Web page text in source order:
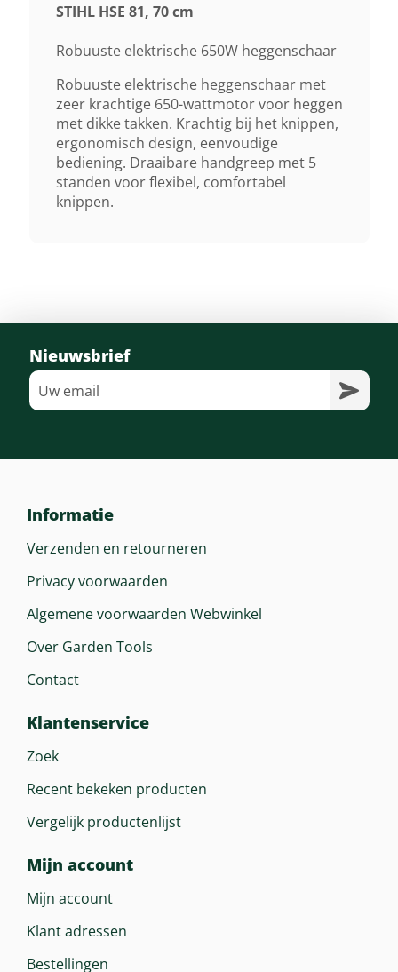
STIHL HSE 81, 70 cm
Robuuste elektrische 650W heggenschaar
Robuuste elektrische heggenschaar met
zeer krachtige 650-wattmotor voor heggen
met dikke takken. Krachtig bij het knippen,
ergonomisch design, eenvoudige
bediening. Draaibare handgreep met 5
standen voor flexibel, comfortabel
knippen.
Zaagbladlengte
70 Cm
Afstand Tussen De Tanden
36 Mm
Afmeting In Cm
133 Cm
Nieuwsbrief
Informatie
Verzenden en retourneren
Privacy voorwaarden
Algemene voorwaarden Webwinkel
Over Garden Tools
Contact
Klantenservice
Zoek
Recent bekeken producten
Vergelijk productenlijst
Mijn account
Mijn account
Klant adressen
Bestellingen